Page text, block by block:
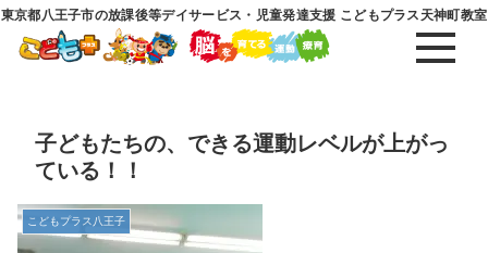
東京都八王子市の放課後等デイサービス・児童発達支援 こどもプラス天神町教室
子どもたちの、できる運動レベルが上がっ
ている！！
こどもプラス八王子